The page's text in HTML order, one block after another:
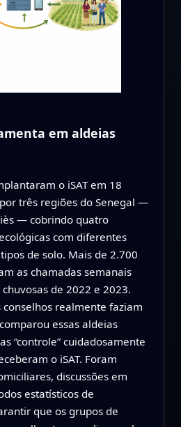
em aldeias
o iSAT em 18
três regiões do Senegal —
— cobrindo quatro
com diferentes
de solo. Mais de 2.700
as chamadas semanais
de 2022 e 2023.
conselhos realmente faziam
essas aldeias
“controle” cuidadosamente
o iSAT. Foram
discussões em
estatísticos de
que os grupos de